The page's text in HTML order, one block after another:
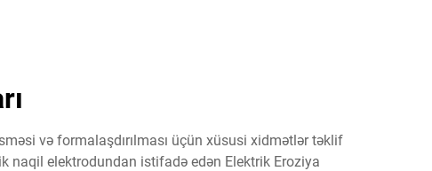
və formalaşdırılması üçün xüsusi xidmətlər təklif
naqil elektrodundan istifadə edən Elektrik Eroziya